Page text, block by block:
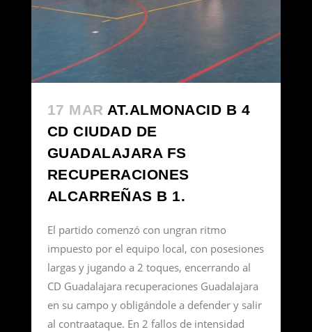
17 MAR AT.ALMONACID B 4
CD CIUDAD DE
GUADALAJARA FS
RECUPERACIONES
ALCARREÑAS B 1.
El partido comenzó con ungran ritmo
impuesto por el equipo local, con posesiones
largas y jugando a 2 toques, encerrando al
CD Guadalajara recuperaciones Guadalajara
en su campo y obligándole a defender y salir
al contraataque. En 2 fallos de intensidad